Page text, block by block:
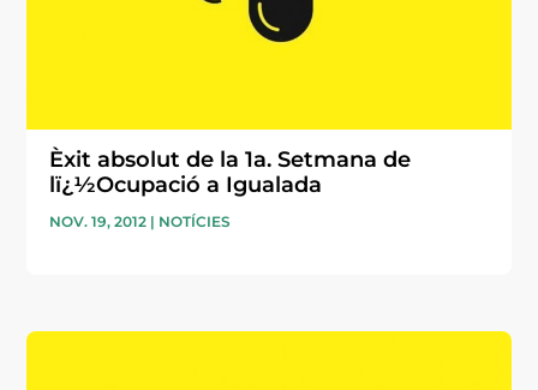
Èxit absolut de la 1a. Setmana de
lï¿½Ocupació a Igualada
NOV. 19, 2012 | NOTÍCIES